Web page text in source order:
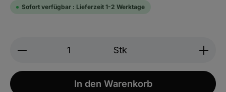
Sofort verfügbar : Lieferzeit 1-2 Werktage
Produkt Anzahl: Gib den
Stk
In den Warenkorb